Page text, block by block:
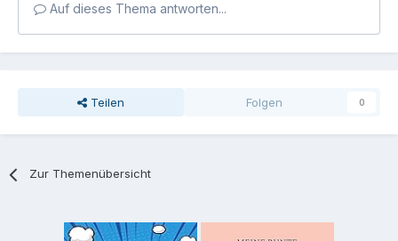
Auf dieses Thema antworten...
Teilen Folgen 0
Zur Themenübersicht